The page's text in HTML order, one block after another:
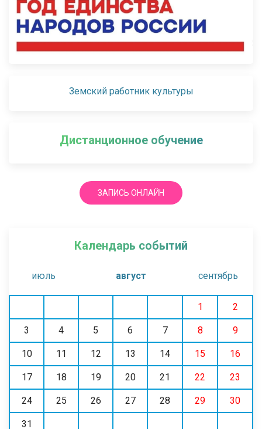
Земский работник культуры
Дистанционное обучение
ЗАПИСЬ ОНЛАЙН
Календарь событий
июль август сентябрь
1 2
3 4 5 6 7 8 9
10 11 12 13 14 15 16
17 18 19 20 21 22 23
24 25 26 27 28 29 30
31